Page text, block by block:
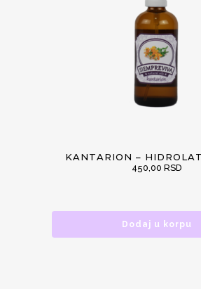
KANTARION –
450,00 RSD
Dodaj u korpu